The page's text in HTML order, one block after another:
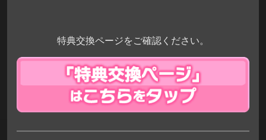
特典交換ページをご確認ください。